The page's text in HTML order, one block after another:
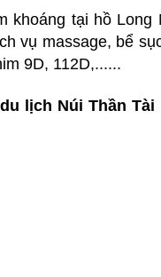
khoáng tại hồ
vụ massage, bể
9D, 112D,......
lịch Núi Thần Tài